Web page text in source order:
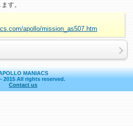
す。
apollo/mission_as507.htm
MANIACS
2015 All rights reserved.
Contact us